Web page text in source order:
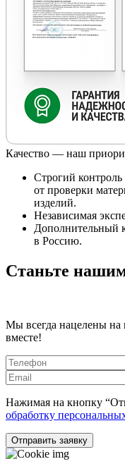
Качество — наш
Строгий контроль
от проверки
изделий.
Независимая
Дополнительный
в Россию.
Станьте
Мы всегда нацелены на
вместе!
Нажимая на кнопку
обработку
Отправить заявку